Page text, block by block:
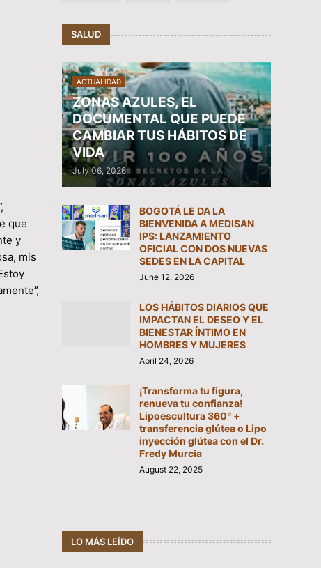
que
y
mis
SALUD
ACTUALIDAD
ZONAS AZULES, EL
DOCUMENTAL QUE PUEDE
CAMBIAR TUS HÁBITOS DE
VIDA
July 06, 2026
BOGOTÁ LE DA LA
BIENVENIDA A MEDISAN
IPS: LANZAMIENTO
OFICIAL CON DOS NUEVAS
SEDES EN LA CAPITAL
June 12, 2026
LOS HÁBITOS DIARIOS QUE
IMPACTAN EL DESEO Y EL
BIENESTAR ÍNTIMO EN
HOMBRES Y MUJERES
April 24, 2026
¡Transforma tu figura,
renueva tu confianza!
Lipoescultura 360° +
transferencia glútea o Lipo
inyección glútea con el Dr.
Fredy Murcia
August 22, 2025
LO MÁS LEÍDO